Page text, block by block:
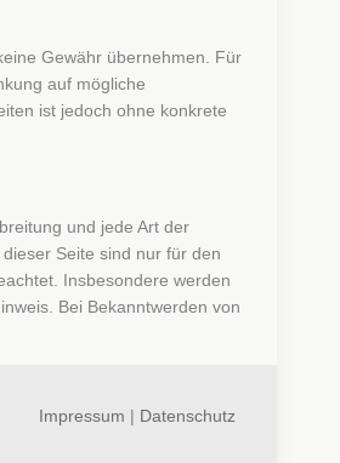
Gewähr übernehmen. Für
auf mögliche
ist jedoch ohne konkrete
und jede Art der
Seite sind nur für den
Insbesondere werden
Bei Bekanntwerden von
Impressum | Datenschutz